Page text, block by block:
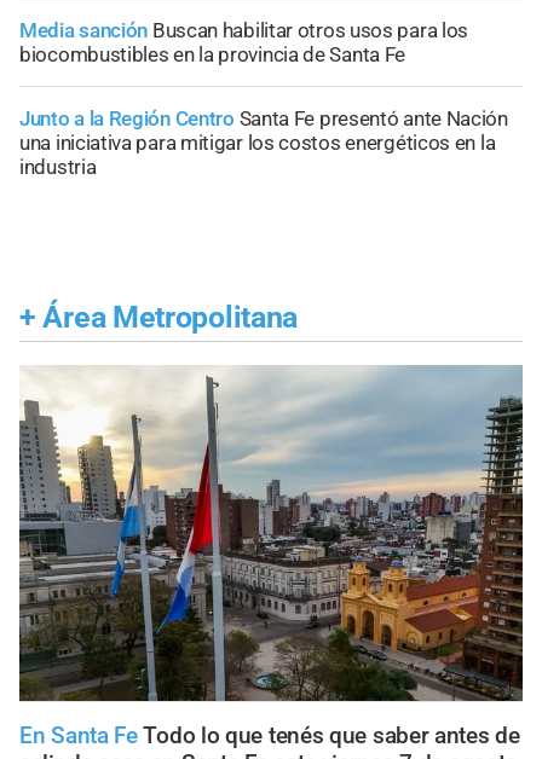
Media sanción Buscan habilitar otros usos para los
biocombustibles en la provincia de Santa Fe
Junto a la Región Centro Santa Fe presentó ante Nación
una iniciativa para mitigar los costos energéticos en la
industria
+ Área Metropolitana
En Santa FeTodo lo que tenés que saber antes de